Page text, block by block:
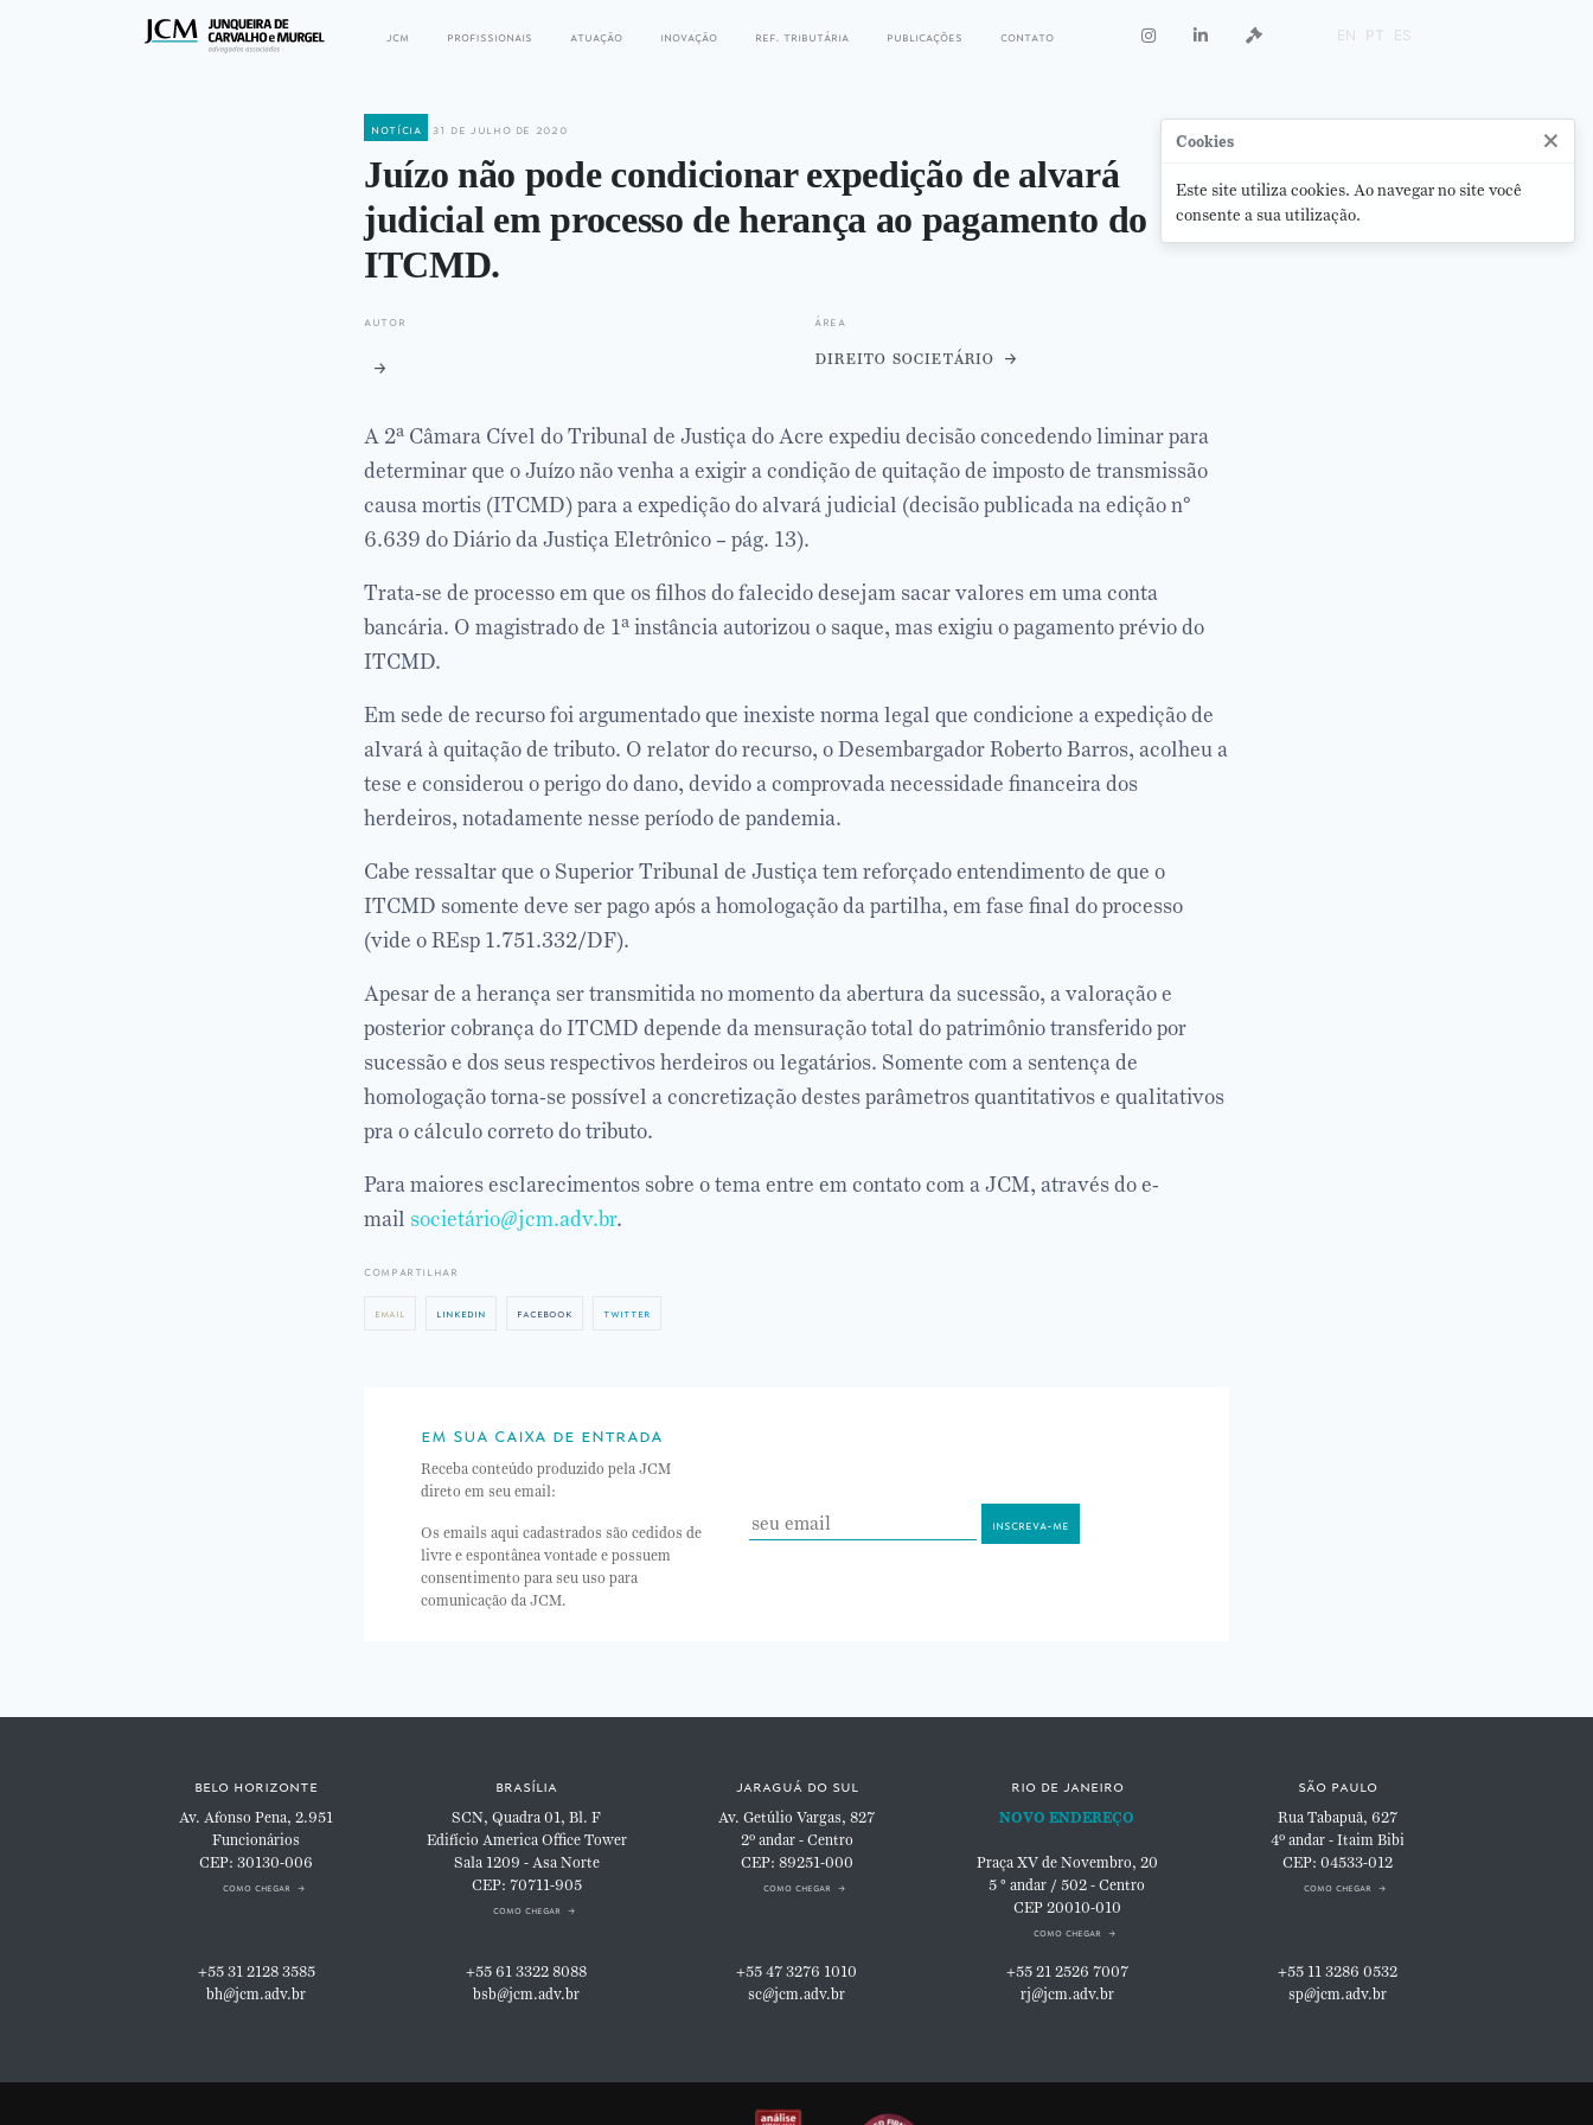
jcm profissionais atuação inovação ref. tributária publicações contato EN PT ES
notícia 31 de julho de 2020
Juízo não pode condicionar expedição de alvará
judicial em processo de herança ao pagamento do
ITCMD.
autor
área
direito societário
A 2ª Câmara Cível do Tribunal de Justiça do Acre expediu decisão concedendo liminar para
determinar que o Juízo não venha a exigir a condição de quitação de imposto de transmissão
causa mortis (ITCMD) para a expedição do alvará judicial (decisão publicada na edição n°
6.639 do Diário da Justiça Eletrônico – pág. 13).
Trata-se de processo em que os filhos do falecido desejam sacar valores em uma conta
bancária. O magistrado de 1ª instância autorizou o saque, mas exigiu o pagamento prévio do
ITCMD.
Em sede de recurso foi argumentado que inexiste norma legal que condicione a expedição de
alvará à quitação de tributo. O relator do recurso, o Desembargador Roberto Barros, acolheu a
tese e considerou o perigo do dano, devido a comprovada necessidade financeira dos
herdeiros, notadamente nesse período de pandemia.
Cabe ressaltar que o Superior Tribunal de Justiça tem reforçado entendimento de que o
ITCMD somente deve ser pago após a homologação da partilha, em fase final do processo
(vide o REsp 1.751.332/DF).
Apesar de a herança ser transmitida no momento da abertura da sucessão, a valoração e
posterior cobrança do ITCMD depende da mensuração total do patrimônio transferido por
sucessão e dos seus respectivos herdeiros ou legatários. Somente com a sentença de
homologação torna-se possível a concretização destes parâmetros quantitativos e qualitativos
pra o cálculo correto do tributo.
Para maiores esclarecimentos sobre o tema entre em contato com a JCM, através do e-
mail societário@jcm.adv.br.
compartilhar
email linkedin facebook twitter
em sua caixa de entrada
Receba conteúdo produzido pela JCM
direto em seu email:
Os emails aqui cadastrados são cedidos de
livre e espontânea vontade e possuem
consentimento para seu uso para
comunicação da JCM.
belo horizonte
Av. Afonso Pena, 2.951
Funcionários
CEP: 30130-006
como chegar
+55 31 2128 3585
bh@jcm.adv.br
brasília
SCN, Quadra 01, Bl. F
Edifício America Office Tower
Sala 1209 - Asa Norte
CEP: 70711-905
como chegar
+55 61 3322 8088
bsb@jcm.adv.br
jaraguá do sul
Av. Getúlio Vargas, 827
2º andar - Centro
CEP: 89251-000
como chegar
+55 47 3276 1010
sc@jcm.adv.br
rio de janeiro
NOVO ENDEREÇO
Praça XV de Novembro, 20
5 ° andar / 502 - Centro
CEP 20010-010
como chegar
+55 21 2526 7007
rj@jcm.adv.br
são paulo
Rua Tabapuã, 627
4º andar - Itaim Bibi
CEP: 04533-012
como chegar
+55 11 3286 0532
sp@jcm.adv.br
Cookies ×
Este site utiliza cookies. Ao navegar no site você
consente a sua utilização.